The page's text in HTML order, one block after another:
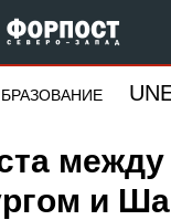
Форпост
между
и